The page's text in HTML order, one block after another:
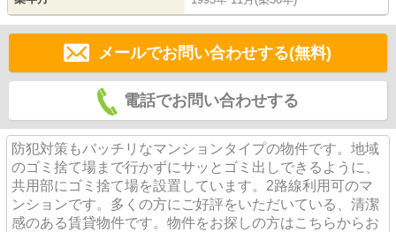
メールでお問い合わせする(無料)
電話でお問い合わせする
防犯対策もバッチリなマンションタイプの物件です。地域
のゴミ捨て場まで行かずにサッとゴミ出しできるように、
共用部にゴミ捨て場を設置しています。2路線利用可のマ
ンションです。多くの方にご好評をいただいている、清潔
感のある賃貸物件です。物件をお探しの方はこちらからお